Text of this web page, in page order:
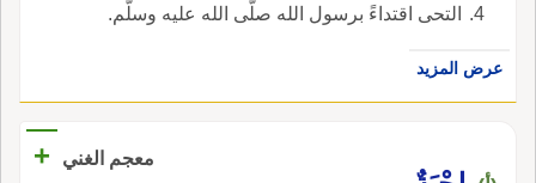
التحى اقتداءً برسول الله صلّى الله عليه وسلّم.
عرض المزيد
معجم الغني +